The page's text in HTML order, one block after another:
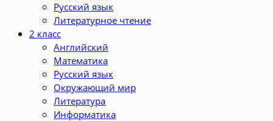
Русский язык
Литературное чтение
2 класс
Английский
Математика
Русский язык
Окружающий мир
Литература
Информатика